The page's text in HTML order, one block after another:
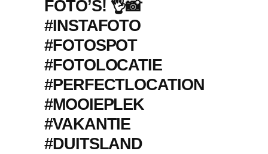
FOTO’S! 👌📸
#INSTAFOTO
#FOTOSPOT
#FOTOLOCATIE
#PERFECTLOCATION
#MOOIEPLEK
#VAKANTIE
#DUITSLAND